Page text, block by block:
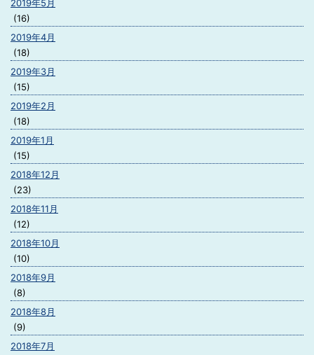
2019年5月
(16)
2019年4月
(18)
2019年3月
(15)
2019年2月
(18)
2019年1月
(15)
2018年12月
(23)
2018年11月
(12)
2018年10月
(10)
2018年9月
(8)
2018年8月
(9)
2018年7月